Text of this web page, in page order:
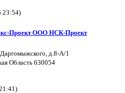
23:54)
Проект ООО НСК-Проект
д.8-А/1
Область 630054